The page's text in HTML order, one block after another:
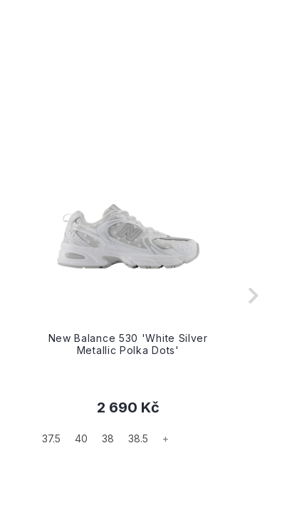
New Balance 530 'White Silver
Metallic Polka Dots'
2 690 Kč
37.5 40 38 38.5 +